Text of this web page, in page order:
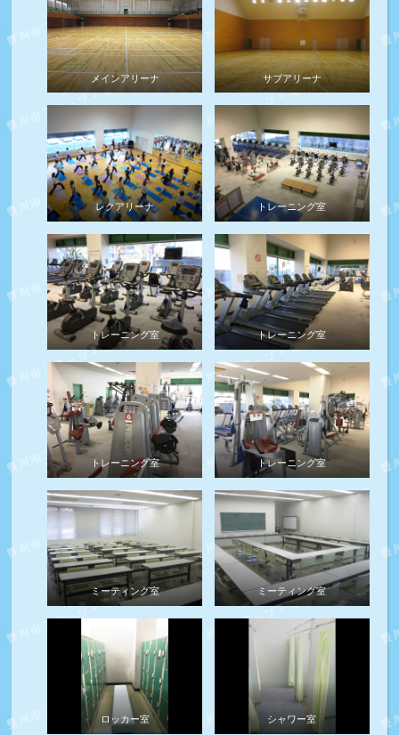
メインアリーナ サブアリーナ
レクアリーナ トレーニング室
トレーニング室 トレーニング室
トレーニング室 トレーニング室
ミーティング室 ミーティング室
ロッカー室 シャワー室